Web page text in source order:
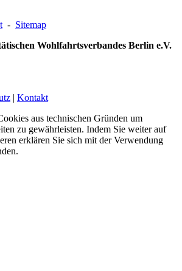
- Sitemap
Wohlfahrtsverbandes Berlin e.V.
| Kontakt
aus technischen Gründen um
zu gewährleisten. Indem Sie weiter auf
erklären Sie sich mit der Verwendung